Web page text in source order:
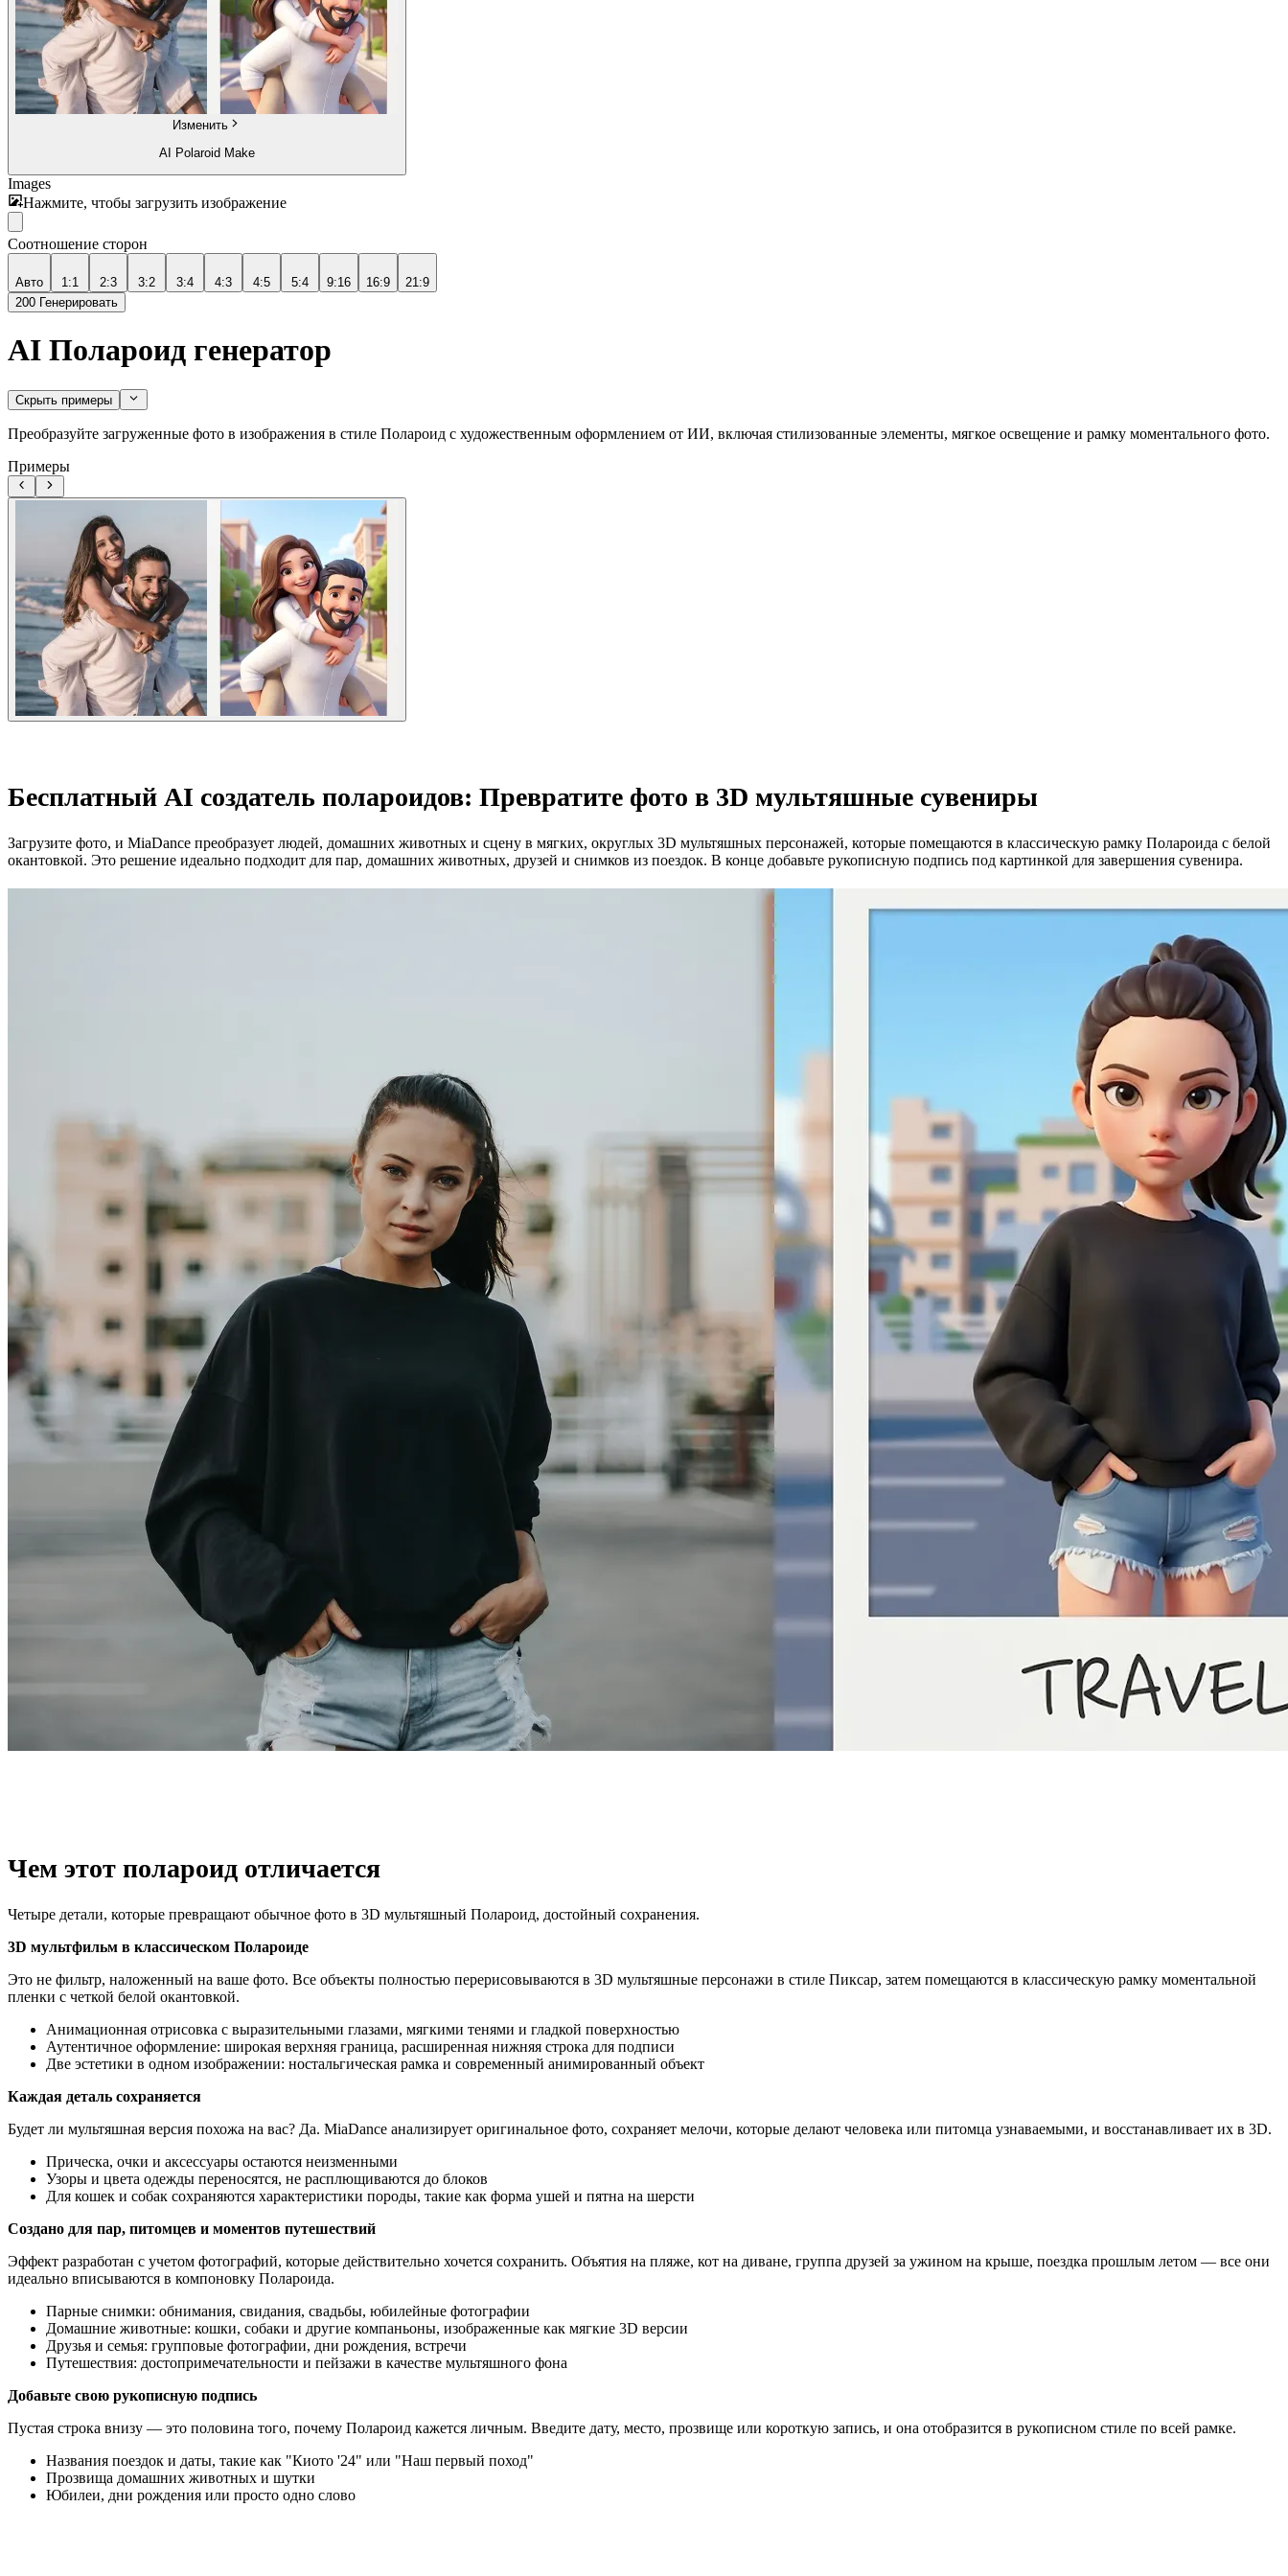
Изменить
AI Polaroid Make
Images
Нажмите, чтобы загрузить изображение
Соотношение сторон
Авто 1:1 2:3 3:2 3:4 4:3 4:5 5:4 9:16 16:9
21:9
200 Генерировать
AI Полароид генератор
Скрыть примеры
Преобразуйте загруженные фото в изображения в стиле Полароид с художественным оформлением от ИИ, включая стилизованные элементы, мягкое освещение и рамку моментального фото.
Примеры
Бесплатный AI создатель полароидов: Превратите фото в 3D мультяшные сувениры
Загрузите фото, и MiaDance преобразует людей, домашних животных и сцену в мягких, округлых 3D мультяшных персонажей, которые помещаются в классическую рамку Полароида с белой
окантовкой. Это решение идеально подходит для пар, домашних животных, друзей и снимков из поездок. В конце добавьте рукописную подпись под картинкой для завершения сувенира.
Чем этот полароид отличается
Четыре детали, которые превращают обычное фото в 3D мультяшный Полароид, достойный сохранения.
3D мультфильм в классическом Полароиде
Это не фильтр, наложенный на ваше фото. Все объекты полностью перерисовываются в 3D мультяшные персонажи в стиле Пиксар, затем помещаются в классическую рамку моментальной
пленки с четкой белой окантовкой.
Анимационная отрисовка с выразительными глазами, мягкими тенями и гладкой поверхностью
Аутентичное оформление: широкая верхняя граница, расширенная нижняя строка для подписи
Две эстетики в одном изображении: ностальгическая рамка и современный анимированный объект
Каждая деталь сохраняется
Будет ли мультяшная версия похожа на вас? Да. MiaDance анализирует оригинальное фото, сохраняет мелочи, которые делают человека или питомца узнаваемыми, и восстанавливает их в 3D.
Прическа, очки и аксессуары остаются неизменными
Узоры и цвета одежды переносятся, не расплющиваются до блоков
Для кошек и собак сохраняются характеристики породы, такие как форма ушей и пятна на шерсти
Создано для пар, питомцев и моментов путешествий
Эффект разработан с учетом фотографий, которые действительно хочется сохранить. Объятия на пляже, кот на диване, группа друзей за ужином на крыше, поездка прошлым летом — все они
идеально вписываются в компоновку Полароида.
Парные снимки: обнимания, свидания, свадьбы, юбилейные фотографии
Домашние животные: кошки, собаки и другие компаньоны, изображенные как мягкие 3D версии
Друзья и семья: групповые фотографии, дни рождения, встречи
Путешествия: достопримечательности и пейзажи в качестве мультяшного фона
Добавьте свою рукописную подпись
Пустая строка внизу — это половина того, почему Полароид кажется личным. Введите дату, место, прозвище или короткую запись, и она отобразится в рукописном стиле по всей рамке.
Названия поездок и даты, такие как "Киото '24" или "Наш первый поход"
Прозвища домашних животных и шутки
Юбилеи, дни рождения или просто одно слово